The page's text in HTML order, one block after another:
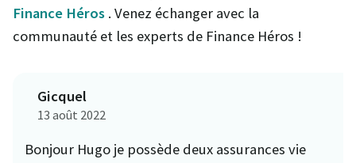
Finance Héros . Venez échanger avec la
communauté et les experts de Finance Héros !
Gicquel
13 août 2022
Bonjour Hugo je possède deux assurances vie